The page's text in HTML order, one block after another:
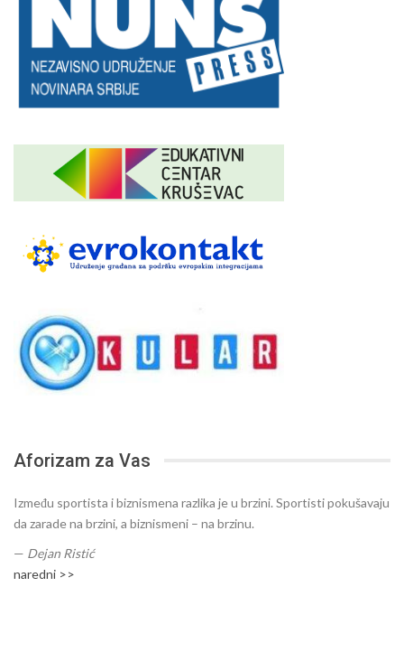
Aforizam za Vas
Između sportista i biznismena razlika je u brzini. Sportisti pokušavaju
da zarade na brzini, a biznismeni – na brzinu.
— Dejan Ristić
naredni >>